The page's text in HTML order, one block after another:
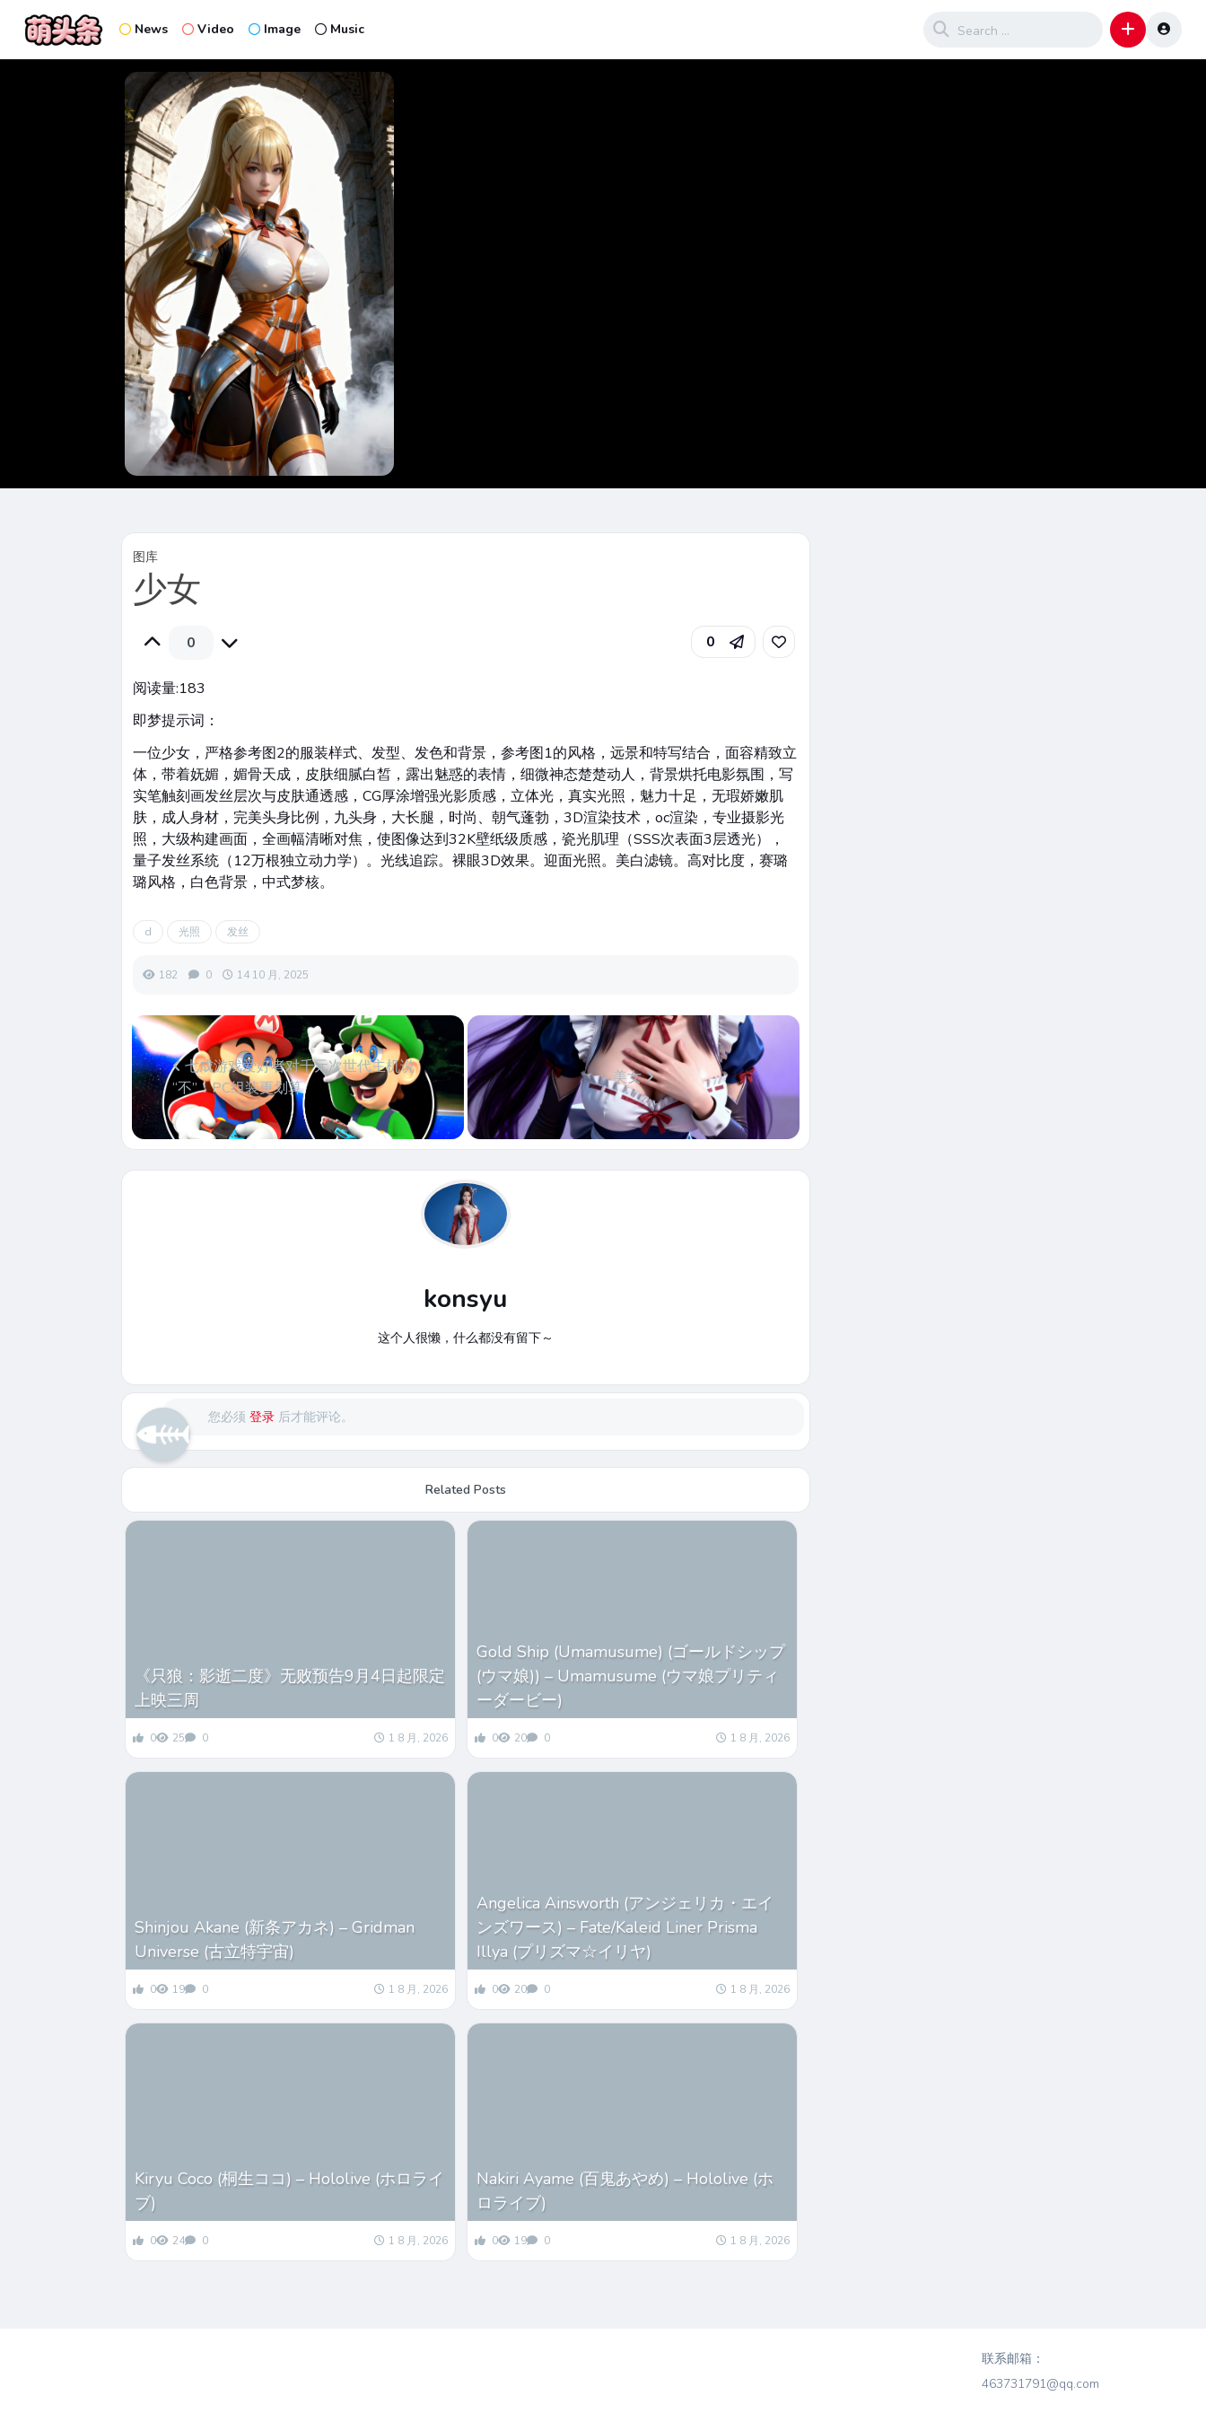
News Video Image Music
图库
少女
0 0
阅读量:183
即梦提示词：
一位少女，严格参考图2的服装样式、发型、发色和背景，参考图1的风格，远景和特写结合，面容精致立
体，带着妩媚，媚骨天成，皮肤细腻白皙，露出魅惑的表情，细微神态楚楚动人，背景烘托电影氛围，写
实笔触刻画发丝层次与皮肤通透感，CG厚涂增强光影质感，立体光，真实光照，魅力十足，无瑕娇嫩肌
肤，成人身材，完美头身比例，九头身，大长腿，时尚、朝气蓬勃，3D渲染技术，oc渲染，专业摄影光
照，大级构建画面，全画幅清晰对焦，使图像达到32K壁纸级质感，瓷光肌理（SSS次表面3层透光），
量子发丝系统（12万根独立动力学）。光线追踪。裸眼3D效果。迎面光照。美白滤镜。高对比度，赛璐
璐风格，白色背景，中式梦核。
d 光照 发丝
182 0 14 10 月, 2025
七成游戏爱好者对千元次世代主机说
“不”：PC组装更划算
美女
konsyu
这个人很懒，什么都没有留下～
您必须登录 后才能评论。
Related Posts
《只狼：影逝二度》无败预告9月4日起限定
上映三周
0 25 0 1 8 月, 2026
Gold Ship (Umamusume) (ゴールドシップ
(ウマ娘)) – Umamusume (ウマ娘プリティ
ーダービー)
0 20 0 1 8 月, 2026
Shinjou Akane (新条アカネ) – Gridman
Universe (古立特宇宙)
0 19 0 1 8 月, 2026
Angelica Ainsworth (アンジェリカ・エイ
ンズワース) – Fate/Kaleid Liner Prisma
Illya (プリズマ☆イリヤ)
0 20 0 1 8 月, 2026
Kiryu Coco (桐生ココ) – Hololive (ホロライ
ブ)
0 24 0 1 8 月, 2026
Nakiri Ayame (百鬼あやめ) – Hololive (ホ
ロライブ)
0 19 0 1 8 月, 2026
联系邮箱：
463731791@qq.com